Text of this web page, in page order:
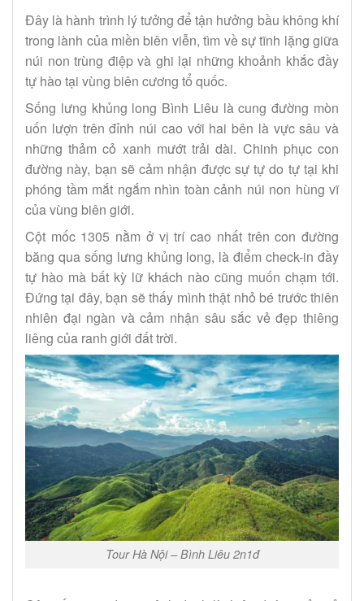
Đây là hành trình lý tưởng để tận hưởng bầu không khí
trong lành của miền biên viễn, tìm về sự tĩnh lặng giữa
núi non trùng điệp và ghi lại những khoảnh khắc đầy
tự hào tại vùng biên cương tổ quốc.
Sống lưng khủng long Bình Liêu là cung đường mòn
uốn lượn trên đỉnh núi cao với hai bên là vực sâu và
những thảm cỏ xanh mướt trải dài. Chinh phục con
đường này, bạn sẽ cảm nhận được sự tự do tự tại khi
phóng tầm mắt ngắm nhìn toàn cảnh núi non hùng vĩ
của vùng biên giới.
Cột mốc 1305 nằm ở vị trí cao nhất trên con đường
băng qua sống lưng khủng long, là điểm check-in đầy
tự hào mà bất kỳ lữ khách nào cũng muốn chạm tới.
Đứng tại đây, bạn sẽ thấy mình thật nhỏ bé trước thiên
nhiên đại ngàn và cảm nhận sâu sắc vẻ đẹp thiêng
liêng của ranh giới đất trời.
Tour Hà Nội – Bình Liêu 2n1đ